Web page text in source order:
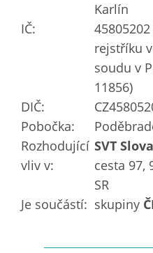
Karlín
IČ:
rejstříku
soudu v
11856)
DIČ:
Pobočka:
Rozhodující
vliv v:
SVT
cesta 97,
SR
Je součástí: skupiny